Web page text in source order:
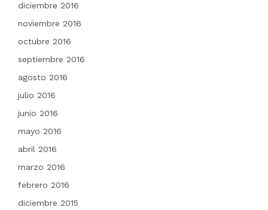
diciembre 2016
noviembre 2016
octubre 2016
septiembre 2016
agosto 2016
julio 2016
junio 2016
mayo 2016
abril 2016
marzo 2016
febrero 2016
diciembre 2015